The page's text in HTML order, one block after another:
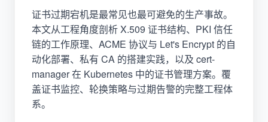
证书过期宕机是最常见也最可避免的生产事故。
本文从工程角度剖析 X.509 证书结构、PKI 信任
链的工作原理、ACME 协议与 Let's Encrypt 的自
动化部署、私有 CA 的搭建实践，以及 cert-
manager 在 Kubernetes 中的证书管理方案。覆
盖证书监控、轮换策略与过期告警的完整工程体
系。